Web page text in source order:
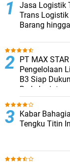
Jasa Logistik
Trans
Barang
PT MAX
Pengelolaan
B3 Siap
Berkelanjutan
Kabar
Tengku Titin